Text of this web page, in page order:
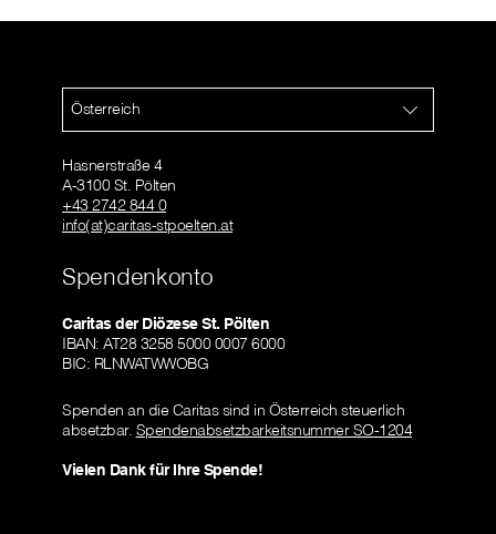
Österreich
Hasnerstraße 4
A-3100 St. Pölten
+43 2742 844 0
info(at)caritas-stpoelten.at
Spendenkonto
Caritas der Diözese St. Pölten
IBAN: AT28 3258 5000 0007 6000
BIC: RLNWATWWOBG
Spenden an die Caritas sind in Österreich steuerlich
absetzbar. Spendenabsetzbarkeitsnummer SO-1204
Vielen Dank für Ihre Spende!